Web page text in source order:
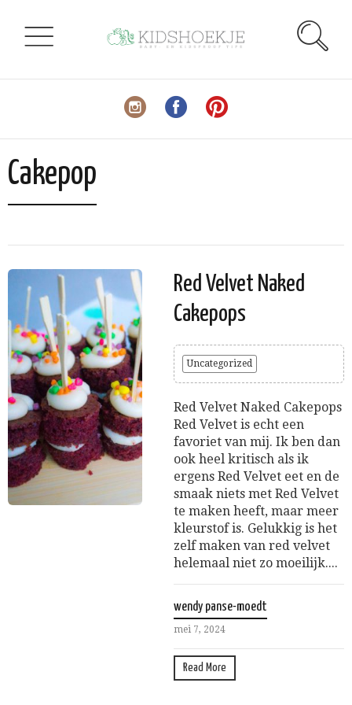
Cakepop
Red Velvet Naked
Cakepops
Uncategorized
Red Velvet Naked Cakepops
Red Velvet is echt een
favoriet van mij. Ik ben dan
ook heel kritisch als ik
ergens Red Velvet eet en de
smaak niets met Red Velvet
te maken heeft, maar meer
kleurstof is. Gelukkig is het
zelf maken van red velvet
helemaal niet zo moeilijk....
wendy panse-moedt
mei 7, 2024
Read More